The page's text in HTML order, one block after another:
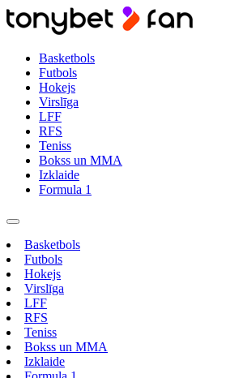
Basketbols
Futbols
Hokejs
Virslīga
LFF
RFS
Teniss
Bokss un MMA
Izklaide
Formula 1
Basketbols
Futbols
Hokejs
Virslīga
LFF
RFS
Teniss
Bokss un MMA
Izklaide